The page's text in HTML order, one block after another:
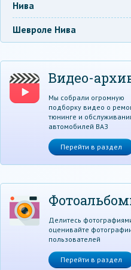
Нива
Шевроле Нива
Видео-
Мы собрали огромную
подборку видео о
тюнинге и
автомобилей ВАЗ
Перейти в раздел
Делитесь
оценивайте
пользователей
Перейти в раздел